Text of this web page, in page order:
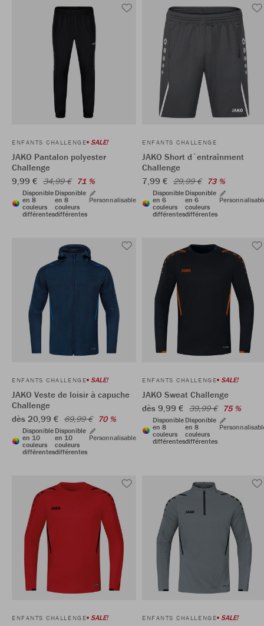
ENFANTS CHALLENGE SALE!
JAKO Pantalon polyester
Challenge
9,99 € 34,99 € 71 %
Disponible
en 8
couleurs
différentes
Disponible
en 8
couleurs
différentes
Personnalisable
ENFANTS CHALLENGE
JAKO Short d´entraînment
Challenge
7,99 € 29,99 € 73 %
Disponible
en 6
couleurs
différentes
Disponible
en 6
couleurs
différentes
ENFANTS CHALLENGE SALE!
JAKO Veste de loisir à capuche
Challenge
dès 20,99 € 69,99 € 70 %
Disponible
en 10
couleurs
différentes
Disponible
en 10
couleurs
différentes
Personnalisable
ENFANTS CHALLENGE SALE!
JAKO Sweat Challenge
dès 9,99 € 39,99 € 75 %
Disponible
en 8
couleurs
différentes
Disponible
en 8
couleurs
différentes
ENFANTS CHALLENGE SALE! ENFANTS CHALLENGE SALE!